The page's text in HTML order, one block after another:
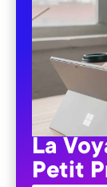
La
Petit